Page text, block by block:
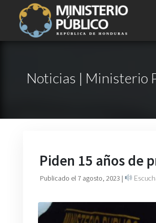
Noticias | Ministerio
Piden 15 años de
Publicado el 7 agosto, 2023 |